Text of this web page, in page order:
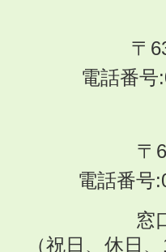
〒
電話番
〒
電話番号
窓
（祝日、休日